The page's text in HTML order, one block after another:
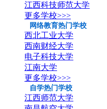
江西科技师范大学
更多学校>>>
网络教育热门学校
西北工业大学
西南财经大学
电子科技大学
江南大学
更多学校>>>
自学热门学校
江西师范大学